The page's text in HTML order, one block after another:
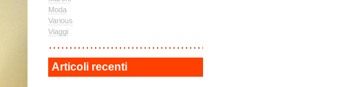
Moda
Various
Viaggi
Articoli recenti